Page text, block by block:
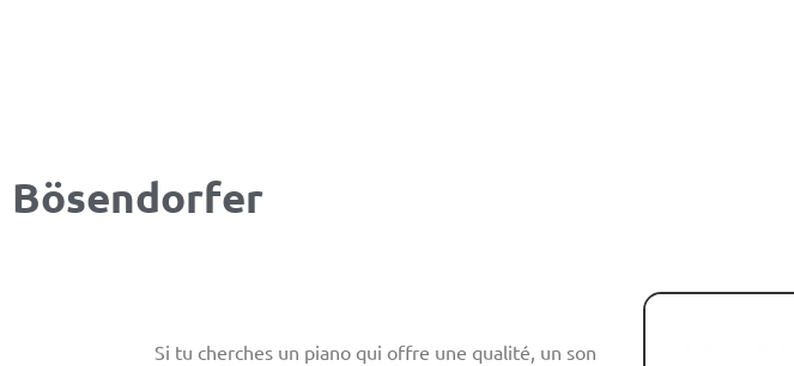
Bösendorfer
Si tu cherches un piano qui offre une qualité, un son